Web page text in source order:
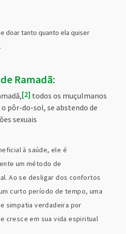
doar tanto quanto ela quiser
Ramadã:
2 todos os muçulmanos
pôr-do-sol, se abstendo de
sexuais
à saúde, ele é
um método de
Ao se desligar dos confortos
curto período de tempo, uma
simpatia verdadeira por
cresce em sua vida espiritual